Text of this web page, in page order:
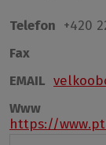
Telefon +420
Fax
EMAIL
Www
https://